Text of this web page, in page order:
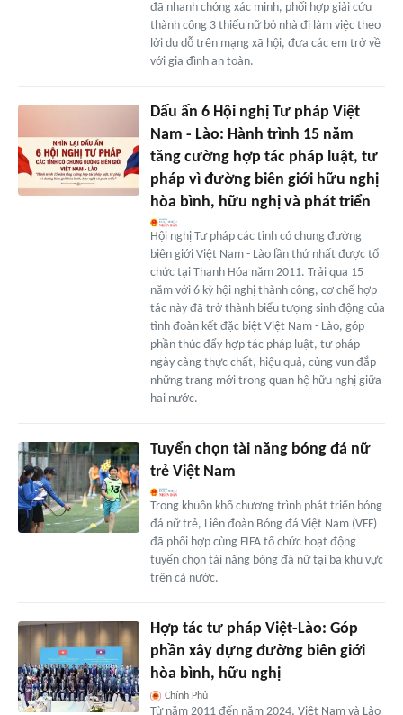
đã nhanh chóng xác minh, phối hợp giải cứu
thành công 3 thiếu nữ bỏ nhà đi làm việc theo
lời dụ dỗ trên mạng xã hội, đưa các em trở về
với gia đình an toàn.
Dấu ấn 6 Hội nghị Tư pháp Việt
Nam - Lào: Hành trình 15 năm
tăng cường hợp tác pháp luật, tư
pháp vì đường biên giới hữu nghị
hòa bình, hữu nghị và phát triển
Hội nghị Tư pháp các tỉnh có chung đường
biên giới Việt Nam - Lào lần thứ nhất được tổ
chức tại Thanh Hóa năm 2011. Trải qua 15
năm với 6 kỳ hội nghị thành công, cơ chế hợp
tác này đã trở thành biểu tượng sinh động của
tình đoàn kết đặc biệt Việt Nam - Lào, góp
phần thúc đẩy hợp tác pháp luật, tư pháp
ngày càng thực chất, hiệu quả, cùng vun đắp
những trang mới trong quan hệ hữu nghị giữa
hai nước.
Tuyển chọn tài năng bóng đá nữ
trẻ Việt Nam
Trong khuôn khổ chương trình phát triển bóng
đá nữ trẻ, Liên đoàn Bóng đá Việt Nam (VFF)
đã phối hợp cùng FIFA tổ chức hoạt động
tuyển chọn tài năng bóng đá nữ tại ba khu vực
trên cả nước.
Hợp tác tư pháp Việt-Lào: Góp
phần xây dựng đường biên giới
hòa bình, hữu nghị
Chính Phủ
Từ năm 2011 đến năm 2024, Việt Nam và Lào